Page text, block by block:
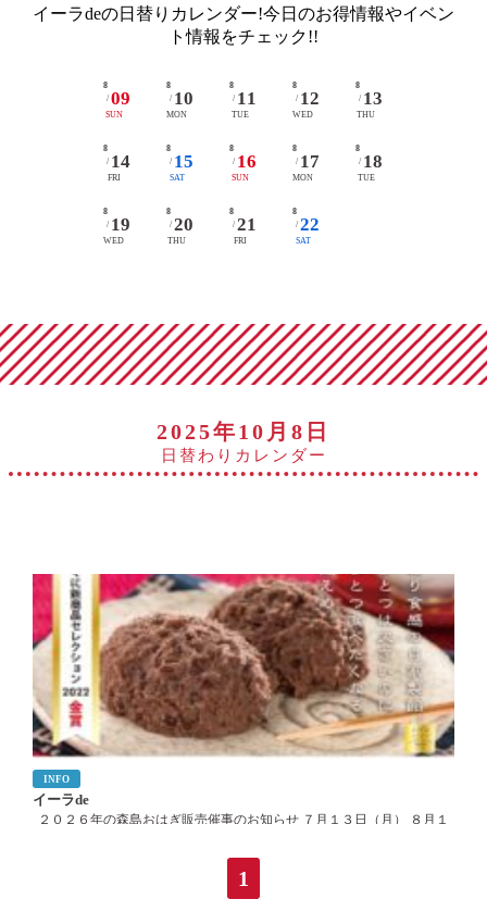
イーラdeの日替りカレンダー!今日のお得情報やイベン
ト情報をチェック!!
8
/ 09
SUN
8
/ 10
MON
8
/ 11
TUE
8
/ 12
WED
8
/ 13
THU
8
/ 14
FRI
8
/ 15
SAT
8
/ 16
SUN
8
/ 17
MON
8
/ 18
TUE
8
/ 19
WED
8
/ 20
THU
8
/ 21
FRI
8
/ 22
SAT
2025年10月8日
日替わりカレンダー
INFO
イーラde
２０２６年の森島おはぎ販売催事のお知らせ ７月１３日（月） ８月１
１２月１４日（月） ２０２７年 １月２５日（月） ２月１５日（月） ３
1